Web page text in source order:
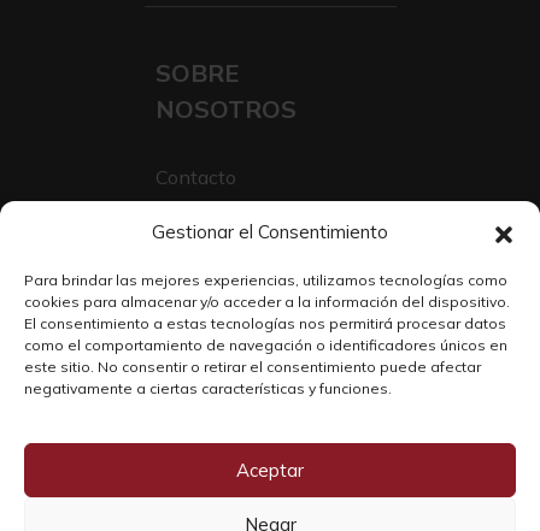
Gestionar el Consentimiento
Para brindar las mejores experiencias, utilizamos tecnologías como
cookies para almacenar y/o acceder a la información del dispositivo.
El consentimiento a estas tecnologías nos permitirá procesar datos
como el comportamiento de navegación o identificadores únicos en
este sitio. No consentir o retirar el consentimiento puede afectar
negativamente a ciertas características y funciones.
Aceptar
Negar
SOBRE
NOSOTROS
Contacto